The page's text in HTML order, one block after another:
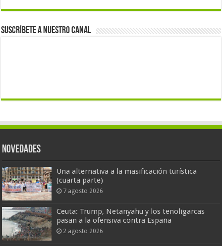
Suscríbete a nuestro canal
Novedades
Una alternativa a la masificación turística
(cuarta parte)
7 agosto 2026
Ceuta: Trump, Netanyahu y los tenoligarcas
pasan a la ofensiva contra España
2 agosto 2026